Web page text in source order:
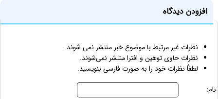
افزودن دیدگاه
نظرات غیر مرتبط با موضوع خبر منتشر نمی شوند.
نظرات حاوی توهین و افترا منتشر نمی‌شوند.
لطفاً نظرات خود را به صورت فارسی بنویسید.
نام: